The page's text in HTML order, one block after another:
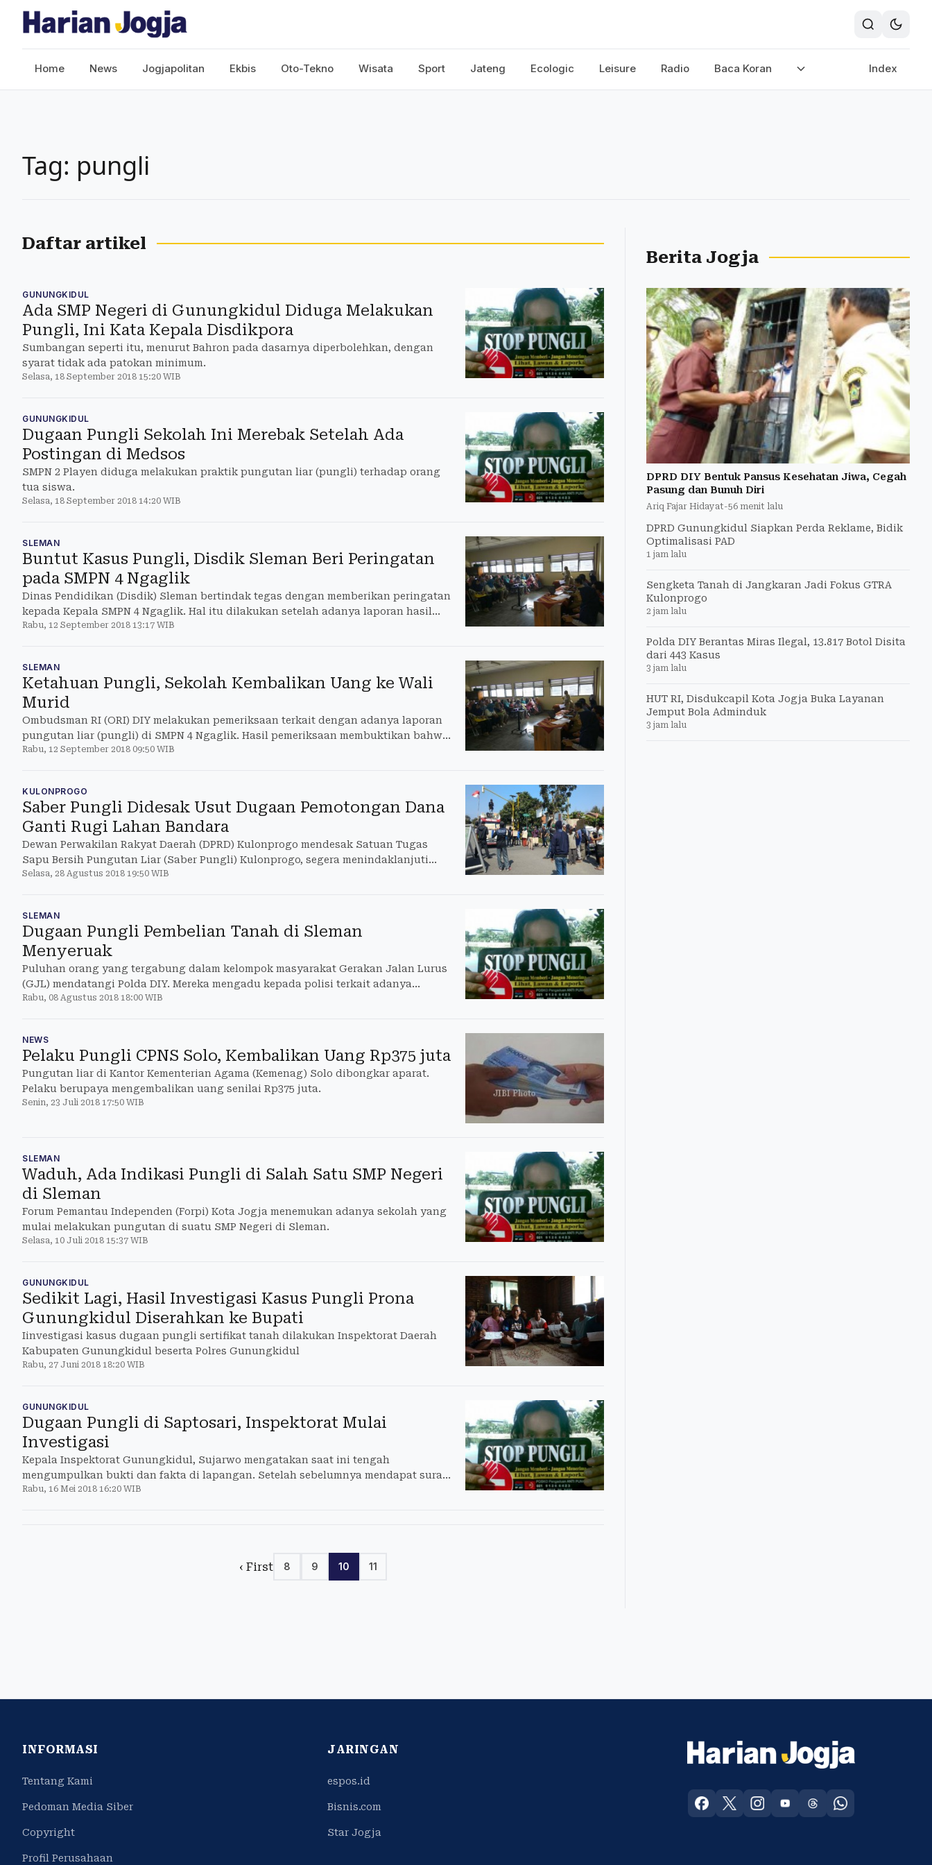
Home News Jogjapolitan Ekbis Oto-Tekno Wisata Sport Jateng Ecologic Leisure Radio Baca Koran Index
Tag: pungli
Daftar artikel
GUNUNGKIDUL
Ada SMP Negeri di Gunungkidul Diduga Melakukan
Pungli, Ini Kata Kepala Disdikpora
Sumbangan seperti itu, menurut Bahron pada dasarnya diperbolehkan, dengan
syarat tidak ada patokan minimum.
Selasa, 18 September 2018 15:20 WIB
GUNUNGKIDUL
Dugaan Pungli Sekolah Ini Merebak Setelah Ada
Postingan di Medsos
SMPN 2 Playen diduga melakukan praktik pungutan liar (pungli) terhadap orang
tua siswa.
Selasa, 18 September 2018 14:20 WIB
SLEMAN
Buntut Kasus Pungli, Disdik Sleman Beri Peringatan
pada SMPN 4 Ngaglik
Dinas Pendidikan (Disdik) Sleman bertindak tegas dengan memberikan peringatan
kepada Kepala SMPN 4 Ngaglik. Hal itu dilakukan setelah adanya laporan hasil
pemeriksaan (LHP) atas dugaan pungutan liar (pungli) dan mal administrasi dari
Rabu, 12 September 2018 13:17 WIB
SLEMAN
Ketahuan Pungli, Sekolah Kembalikan Uang ke Wali
Murid
Ombudsman RI (ORI) DIY melakukan pemeriksaan terkait dengan adanya laporan
pungutan liar (pungli) di SMPN 4 Ngaglik. Hasil pemeriksaan membuktikan bahwa
sekolah telah melakukan pungli, sehingga diminta agar mengembalikan uang
Rabu, 12 September 2018 09:50 WIB
KULONPROGO
Saber Pungli Didesak Usut Dugaan Pemotongan Dana
Ganti Rugi Lahan Bandara
Dewan Perwakilan Rakyat Daerah (DPRD) Kulonprogo mendesak Satuan Tugas
Sapu Bersih Pungutan Liar (Saber Pungli) Kulonprogo, segera menindaklanjuti
dugaan pungli dalam pencairan dana pembayaran ganti rugi langsung aset
Selasa, 28 Agustus 2018 19:50 WIB
SLEMAN
Dugaan Pungli Pembelian Tanah di Sleman
Menyeruak
Puluhan orang yang tergabung dalam kelompok masyarakat Gerakan Jalan Lurus
(GJL) mendatangi Polda DIY. Mereka mengadu kepada polisi terkait adanya
dugaan pungutan liar (pungli) oleh Pejabat Pembuat Akta Tanah (PPAT).
Rabu, 08 Agustus 2018 18:00 WIB
NEWS
Pelaku Pungli CPNS Solo, Kembalikan Uang Rp375 juta
Pungutan liar di Kantor Kementerian Agama (Kemenag) Solo dibongkar aparat.
Pelaku berupaya mengembalikan uang senilai Rp375 juta.
Senin, 23 Juli 2018 17:50 WIB
SLEMAN
Waduh, Ada Indikasi Pungli di Salah Satu SMP Negeri
di Sleman
Forum Pemantau Independen (Forpi) Kota Jogja menemukan adanya sekolah yang
mulai melakukan pungutan di suatu SMP Negeri di Sleman.
Selasa, 10 Juli 2018 15:37 WIB
GUNUNGKIDUL
Sedikit Lagi, Hasil Investigasi Kasus Pungli Prona
Gunungkidul Diserahkan ke Bupati
Iinvestigasi kasus dugaan pungli sertifikat tanah dilakukan Inspektorat Daerah
Kabupaten Gunungkidul beserta Polres Gunungkidul
Rabu, 27 Juni 2018 18:20 WIB
GUNUNGKIDUL
Dugaan Pungli di Saptosari, Inspektorat Mulai
Investigasi
Kepala Inspektorat Gunungkidul, Sujarwo mengatakan saat ini tengah
mengumpulkan bukti dan fakta di lapangan. Setelah sebelumnya mendapat surat
untuk melakukan audit dari Polres Gunungkidul.
Rabu, 16 Mei 2018 16:20 WIB
‹ First 8 9 10 11
Berita Jogja
DPRD DIY Bentuk Pansus Kesehatan Jiwa, Cegah
Pasung dan Bunuh Diri
Ariq Fajar Hidayat-56 menit lalu
DPRD Gunungkidul Siapkan Perda Reklame, Bidik
Optimalisasi PAD
1 jam lalu
Sengketa Tanah di Jangkaran Jadi Fokus GTRA
Kulonprogo
2 jam lalu
Polda DIY Berantas Miras Ilegal, 13.817 Botol Disita
dari 443 Kasus
3 jam lalu
HUT RI, Disdukcapil Kota Jogja Buka Layanan
Jemput Bola Adminduk
3 jam lalu
INFORMASI
Tentang Kami
Pedoman Media Siber
Copyright
Profil Perusahaan
JARINGAN
espos.id
Bisnis.com
Star Jogja